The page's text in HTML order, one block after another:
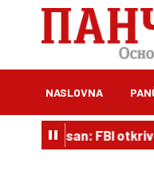
NASLOVNA
FBI otkriva koji